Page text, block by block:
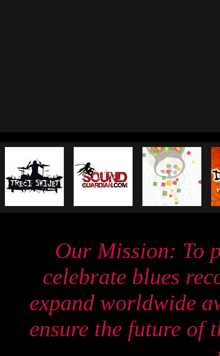
Our Mission: To
celebrate blues
expand worldwide
ensure the future of